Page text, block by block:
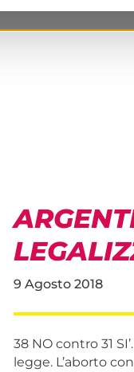
9 Agosto 2018
38 NO contro 31
legge. L’aborto